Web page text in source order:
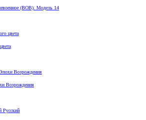
(ВОВ). Модель 14
Возрождения